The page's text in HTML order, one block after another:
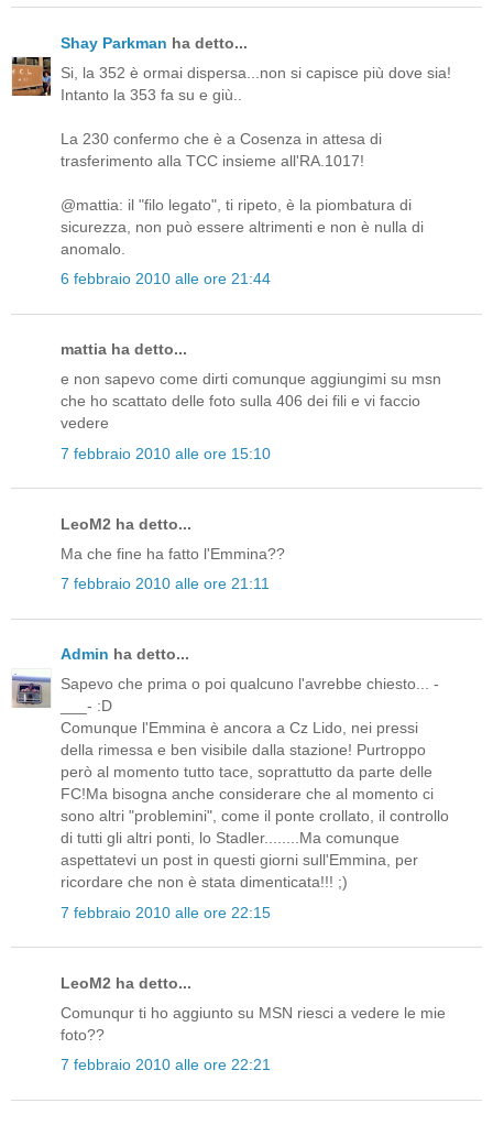
Shay Parkman ha detto...
Si, la 352 è ormai dispersa...non si capisce più dove sia!
Intanto la 353 fa su e giù..
La 230 confermo che è a Cosenza in attesa di
trasferimento alla TCC insieme all'RA.1017!
@mattia: il "filo legato", ti ripeto, è la piombatura di
sicurezza, non può essere altrimenti e non è nulla di
anomalo.
6 febbraio 2010 alle ore 21:44
mattia ha detto...
e non sapevo come dirti comunque aggiungimi su msn
che ho scattato delle foto sulla 406 dei fili e vi faccio
vedere
7 febbraio 2010 alle ore 15:10
LeoM2 ha detto...
Ma che fine ha fatto l'Emmina??
7 febbraio 2010 alle ore 21:11
Admin ha detto...
Sapevo che prima o poi qualcuno l'avrebbe chiesto... -
___- :D
Comunque l'Emmina è ancora a Cz Lido, nei pressi
della rimessa e ben visibile dalla stazione! Purtroppo
però al momento tutto tace, soprattutto da parte delle
FC!Ma bisogna anche considerare che al momento ci
sono altri "problemini", come il ponte crollato, il controllo
di tutti gli altri ponti, lo Stadler........Ma comunque
aspettatevi un post in questi giorni sull'Emmina, per
ricordare che non è stata dimenticata!!! ;)
7 febbraio 2010 alle ore 22:15
LeoM2 ha detto...
Comunqur ti ho aggiunto su MSN riesci a vedere le mie
foto??
7 febbraio 2010 alle ore 22:21